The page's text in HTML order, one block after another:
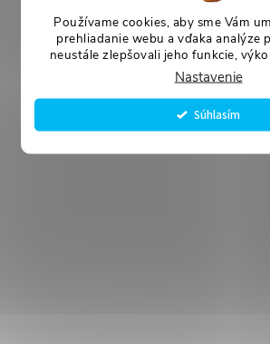
Používame cookies, aby sme Vám
prehliadanie webu a vďaka analýze
neustále zlepšovali jeho funkcie,
Nastavenie
Súhlasím